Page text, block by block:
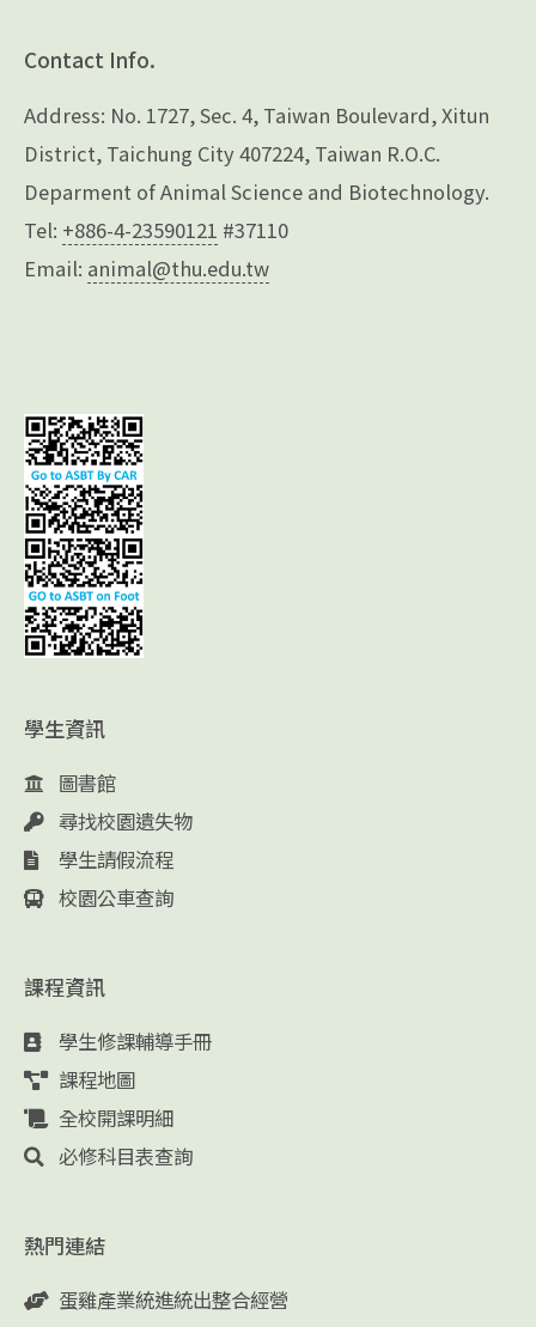
Contact Info.
Address: No. 1727, Sec. 4, Taiwan Boulevard, Xitun
District, Taichung City 407224, Taiwan R.O.C.
Deparment of Animal Science and Biotechnology.
Tel: +886-4-23590121 #37110
Email: animal@thu.edu.tw
學生資訊
圖書館
尋找校園遺失物
學生請假流程
校園公車查詢
課程資訊
學生修課輔導手冊
課程地圖
全校開課明細
必修科目表查詢
熱門連結
蛋雞產業統進統出整合經營